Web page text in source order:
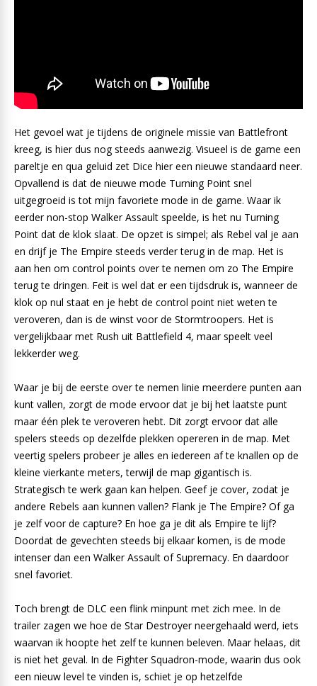
Het gevoel wat je tijdens de originele missie van Battlefront
kreeg, is hier dus nog steeds aanwezig. Visueel is de game een
pareltje en qua geluid zet Dice hier een nieuwe standaard neer.
Opvallend is dat de nieuwe mode Turning Point snel
uitgegroeid is tot mijn favoriete mode in de game. Waar ik
eerder non-stop Walker Assault speelde, is het nu Turning
Point dat de klok slaat. De opzet is simpel; als Rebel val je aan
en drijf je The Empire steeds verder terug in de map. Het is
aan hen om control points over te nemen om zo The Empire
terug te dringen. Feit is wel dat er een tijdsdruk is, wanneer de
klok op nul staat en je hebt de control point niet weten te
veroveren, dan is de winst voor de Stormtroopers. Het is
vergelijkbaar met Rush uit Battlefield 4, maar speelt veel
lekkerder weg.
Waar je bij de eerste over te nemen linie meerdere punten aan
kunt vallen, zorgt de mode ervoor dat je bij het laatste punt
maar één plek te veroveren hebt. Dit zorgt ervoor dat alle
spelers steeds op dezelfde plekken opereren in de map. Met
veertig spelers probeer je alles en iedereen af te knallen op de
kleine vierkante meters, terwijl de map gigantisch is.
Strategisch te werk gaan kan helpen. Geef je cover, zodat je
andere Rebels aan kunnen vallen? Flank je The Empire? Of ga
je zelf voor de capture? En hoe ga je dit als Empire te lijf?
Doordat de gevechten steeds bij elkaar komen, is de mode
intenser dan een Walker Assault of Supremacy. En daardoor
snel favoriet.
Toch brengt de DLC een flink minpunt met zich mee. In de
trailer zagen we hoe de Star Destroyer neergehaald werd, iets
waarvan ik hoopte het zelf te kunnen beleven. Maar helaas, dit
is niet het geval. In de Fighter Squadron-mode, waarin dus ook
een nieuw level te vinden is, schiet je op hetzelfde